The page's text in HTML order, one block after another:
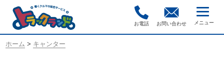
お電話 お問い合わせ
ホーム > キャンター